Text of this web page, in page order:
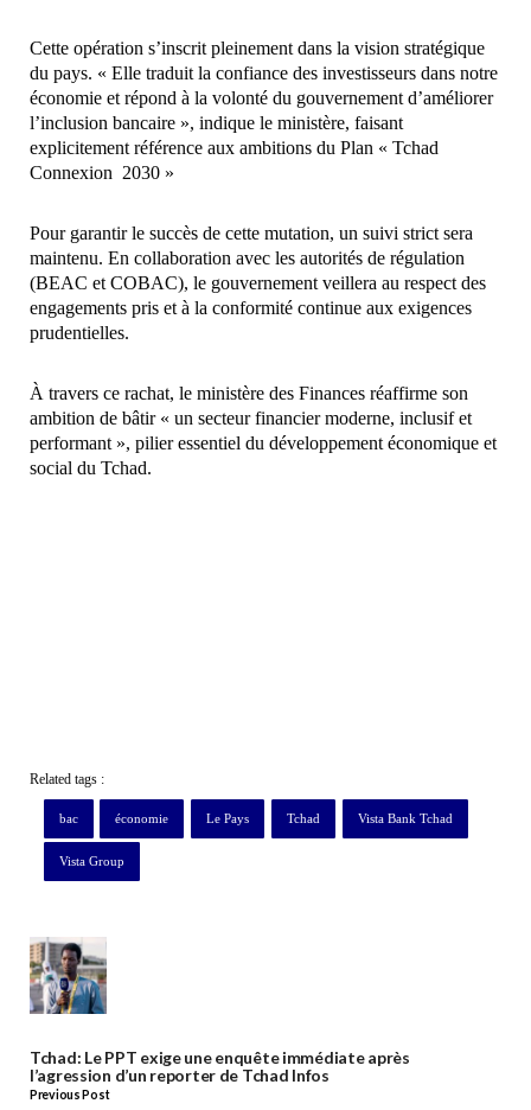
Cette opération s’inscrit pleinement dans la vision stratégique
du pays. « Elle traduit la confiance des investisseurs dans notre
économie et répond à la volonté du gouvernement d’améliorer
l’inclusion bancaire », indique le ministère, faisant
explicitement référence aux ambitions du Plan « Tchad
Connexion 2030 »
Pour garantir le succès de cette mutation, un suivi strict sera
maintenu. En collaboration avec les autorités de régulation
(BEAC et COBAC), le gouvernement veillera au respect des
engagements pris et à la conformité continue aux exigences
prudentielles.
À travers ce rachat, le ministère des Finances réaffirme son
ambition de bâtir « un secteur financier moderne, inclusif et
performant », pilier essentiel du développement économique et
social du Tchad.
Related tags :
bac économie Le Pays Tchad Vista Bank Tchad
Vista Group
Tchad: Le PPT exige une enquête immédiate après
l’agression d’un reporter de Tchad Infos
Previous Post